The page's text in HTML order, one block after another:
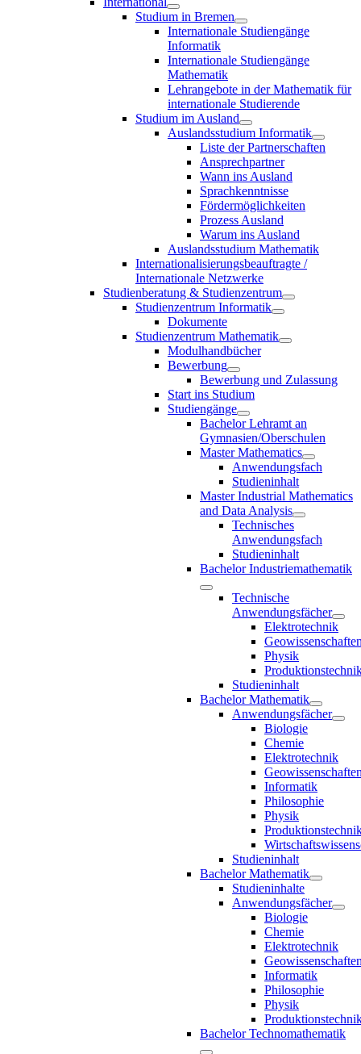
Studium in Bremen
Internationale Studiengänge
Informatik
Internationale Studiengänge
Mathematik
Lehrangebote in der Mathematik für
internationale Studierende
Studium im Ausland
Auslandsstudium Informatik
Liste der Partnerschaften
Ansprechpartner
Wann ins Ausland
Sprachkenntnisse
Fördermöglichkeiten
Prozess Ausland
Warum ins Ausland
Auslandsstudium Mathematik
Internationalisierungsbeauftragte /
Internationale Netzwerke
Studienberatung & Studienzentrum
Studienzentrum Informatik
Dokumente
Studienzentrum Mathematik
Modulhandbücher
Bewerbung
Bewerbung und Zulassung
Start ins Studium
Studiengänge
Bachelor Lehramt an
Gymnasien/Oberschulen
Master Mathematics
Anwendungsfach
Studieninhalt
Master Industrial Mathematics
and Data Analysis
Technisches
Anwendungsfach
Studieninhalt
Bachelor Industriemathematik
Technische
Anwendungsfächer
Elektrotechnik
Physik
Studieninhalt
Bachelor Mathematik
Anwendungsfächer
Biologie
Chemie
Elektrotechnik
Informatik
Philosophie
Physik
Studieninhalt
Bachelor Mathematik
Studieninhalte
Anwendungsfächer
Biologie
Chemie
Elektrotechnik
Informatik
Philosophie
Physik
Bachelor Technomathematik